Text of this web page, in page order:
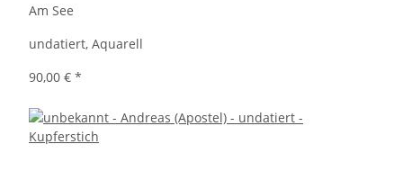
Am See
undatiert, Aquarell
90,00 € *